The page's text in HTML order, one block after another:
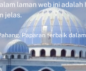
laman web ini adalah
jelas.
Paparan terbaik